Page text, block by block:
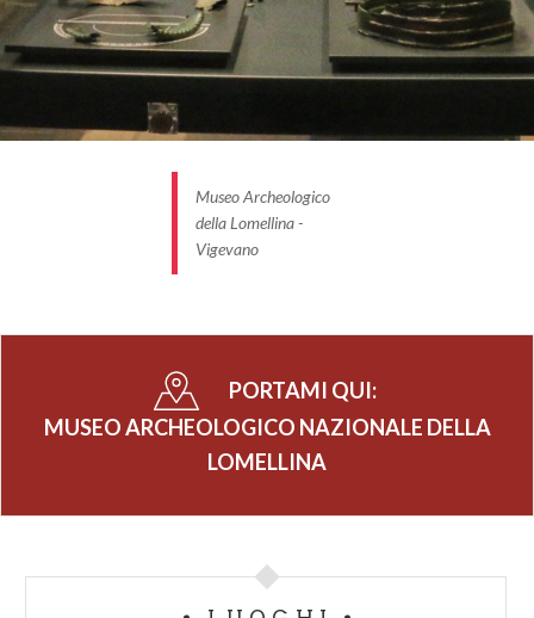
Museo Archeologico
della Lomellina -
Vigevano
PORTAMI QUI:
MUSEO ARCHEOLOGICO NAZIONALE DELLA
LOMELLINA